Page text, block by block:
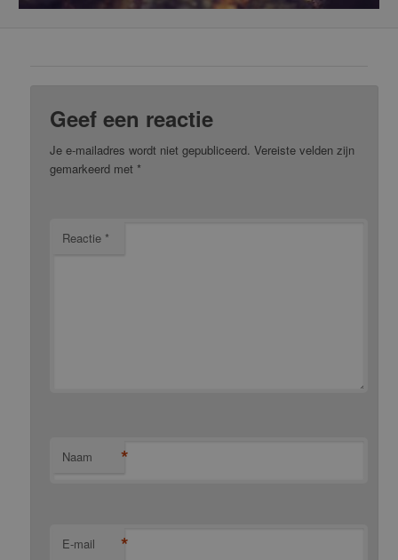
Geef een reactie
Je e-mailadres wordt niet gepubliceerd. Vereiste velden zijn
gemarkeerd met*
Reactie*
Naam *
E-mail *